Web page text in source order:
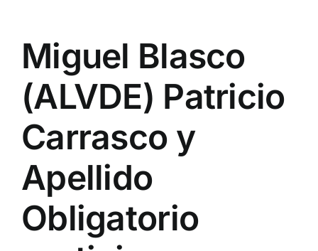
Miguel Blasco
(ALVDE) Patricio
Carrasco y
Apellido
Obligatorio